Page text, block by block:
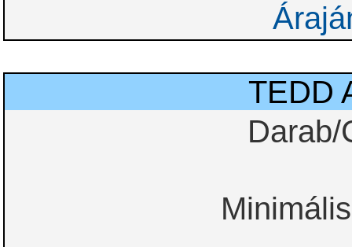
TEDD
Darab/